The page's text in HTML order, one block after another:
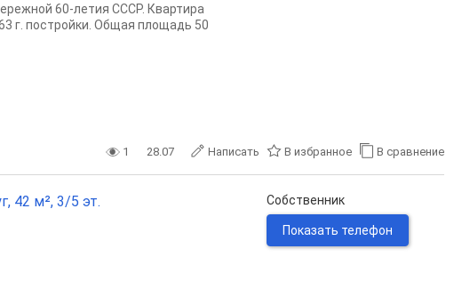
60-летия СССР. Квартира
г. постройки. Общая площадь 50
1 28.07 Написать В избранное В сравнение
42 м², 3/5 эт. Собственник
Показать телефон